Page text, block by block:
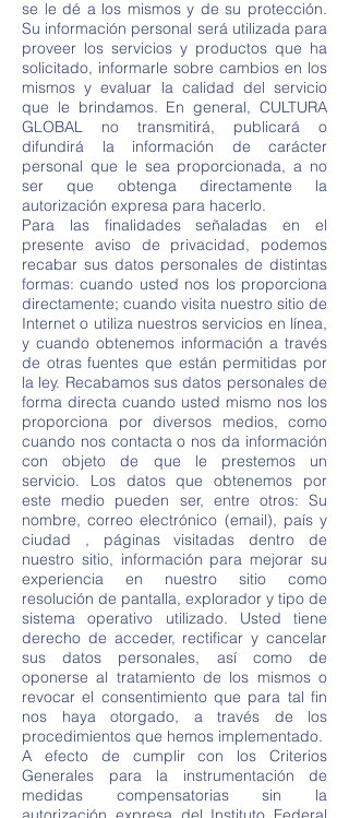
se le dé a los mismos y de su protección.
Su información personal será utilizada para
proveer los servicios y productos que ha
solicitado, informarle sobre cambios en los
mismos y evaluar la calidad del servicio
que le brindamos. En general, CULTURA
GLOBAL no transmitirá, publicará o
difundirá la información de carácter
personal que le sea proporcionada, a no
ser que obtenga directamente la
autorización expresa para hacerlo.
Para las finalidades señaladas en el
presente aviso de privacidad, podemos
recabar sus datos personales de distintas
formas: cuando usted nos los proporciona
directamente; cuando visita nuestro sitio de
Internet o utiliza nuestros servicios en línea,
y cuando obtenemos información a través
de otras fuentes que están permitidas por
la ley. Recabamos sus datos personales de
forma directa cuando usted mismo nos los
proporciona por diversos medios, como
cuando nos contacta o nos da información
con objeto de que le prestemos un
servicio. Los datos que obtenemos por
este medio pueden ser, entre otros: Su
nombre, correo electrónico (email), país y
ciudad , páginas visitadas dentro de
nuestro sitio, información para mejorar su
experiencia en nuestro sitio como
resolución de pantalla, explorador y tipo de
sistema operativo utilizado. Usted tiene
derecho de acceder, rectificar y cancelar
sus datos personales, así como de
oponerse al tratamiento de los mismos o
revocar el consentimiento que para tal fin
nos haya otorgado, a través de los
procedimientos que hemos implementado.
A efecto de cumplir con los Criterios
Generales para la instrumentación de
medidas compensatorias sin la